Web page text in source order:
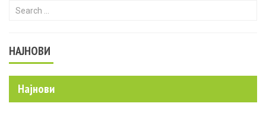
Search for:
НАЈНОВИ
Најнови